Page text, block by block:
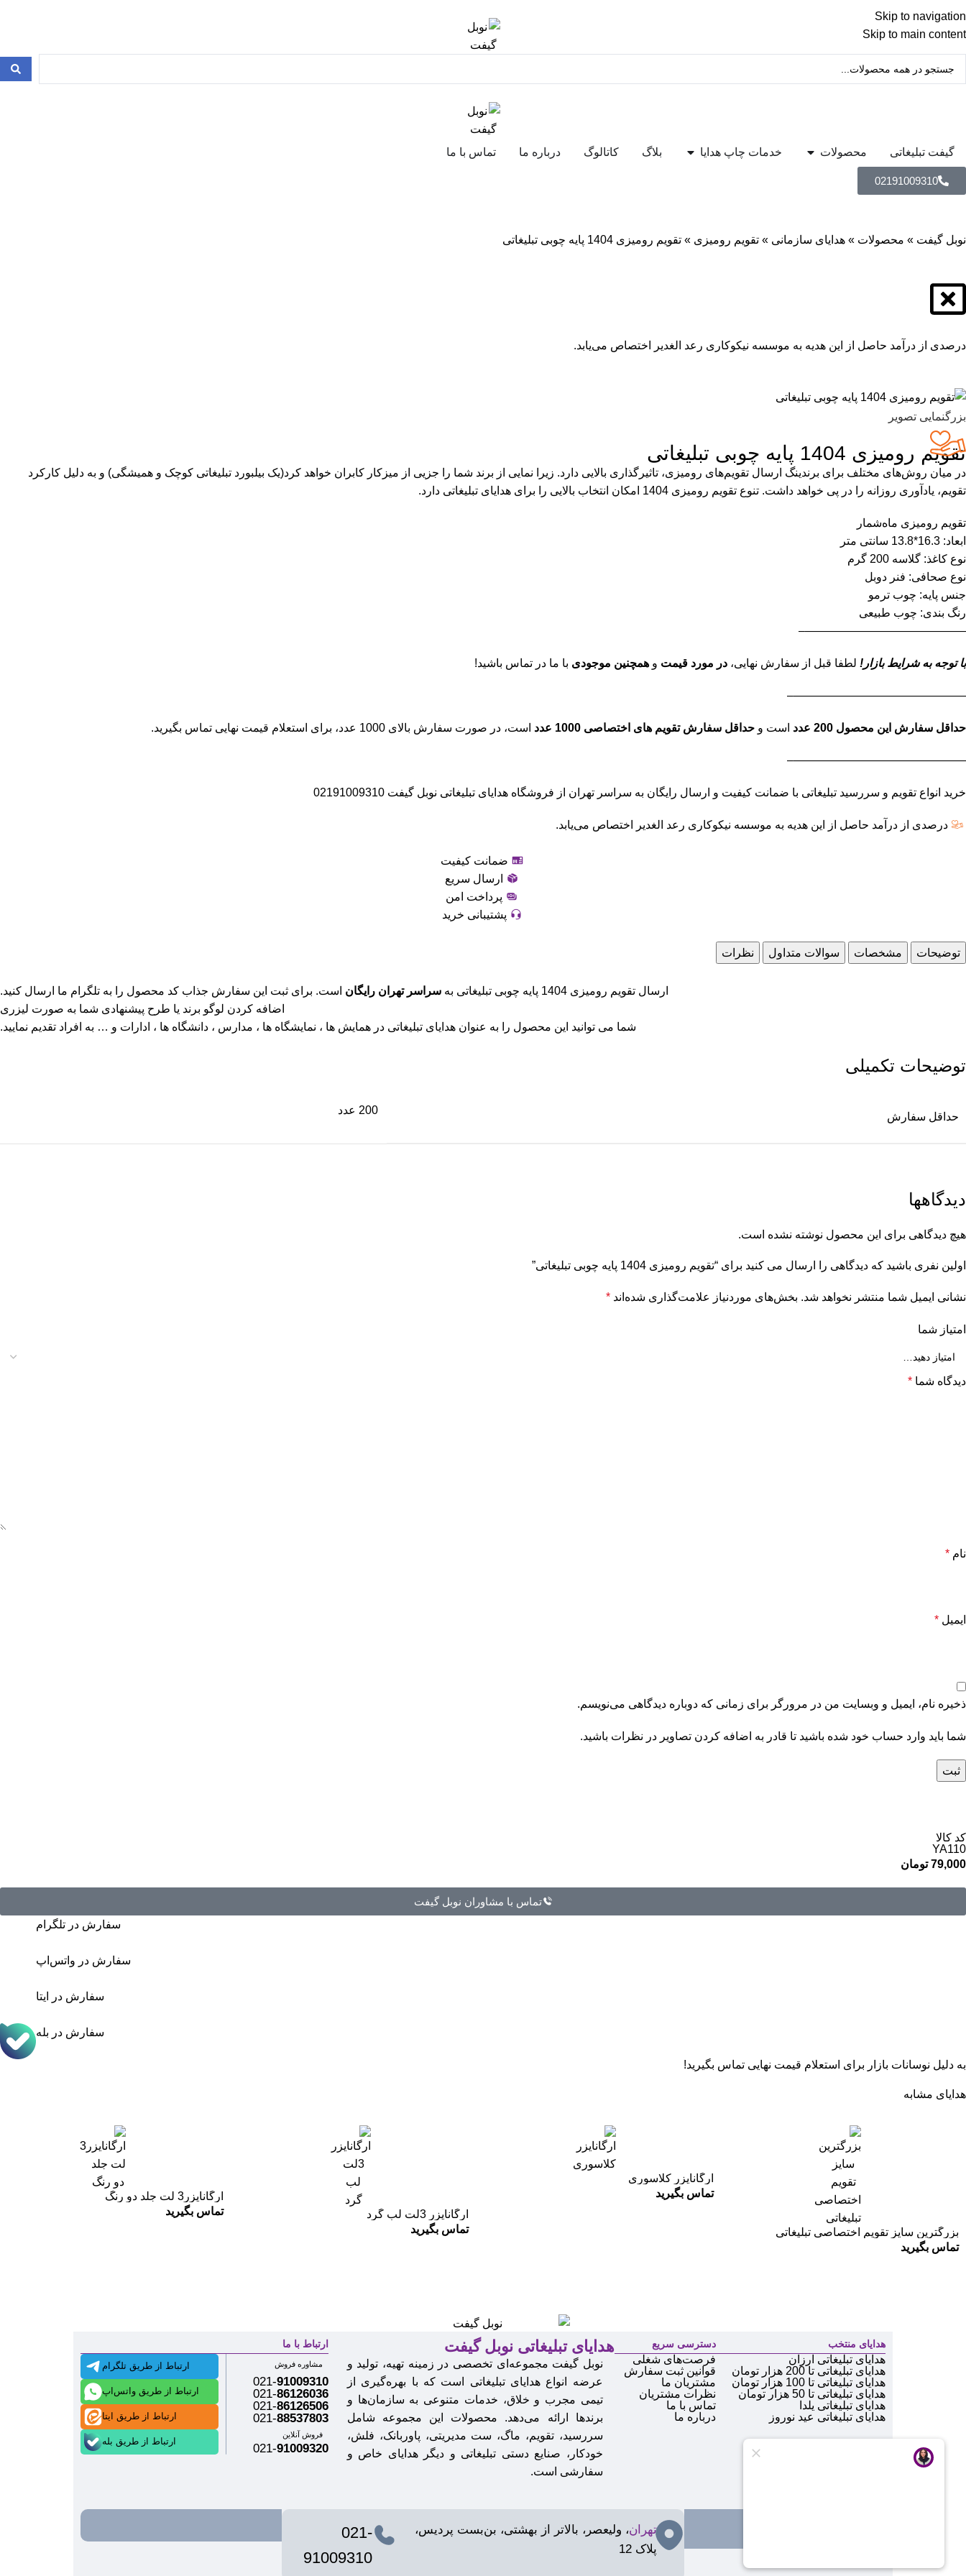
Skip to navigation
Skip to main content
گیفت تبلیغاتی محصولات خدمات چاپ هدایا بلاگ کاتالوگ درباره ما تماس با ما
02191009310
نوبل گیفت » محصولات » هدایای سازمانی » تقویم رومیزی » تقویم رومیزی 1404 پایه چوبی تبلیغاتی
درصدی از درآمد حاصل از این هدیه به موسسه نیکوکاری رعد الغدیر اختصاص می‌یابد.
بزرگنمایی تصویر
تقویم رومیزی 1404 پایه چوبی تبلیغاتی
در میان روش‌های مختلف برای برندینگ ارسال تقویم‌های رومیزی، تاثیرگذاری بالایی دارد. زیرا نمایی از برند شما را جزیی از میزکار کابران خواهد کرد(یک بیلبورد تبلیغاتی کوچک و همیشگی) و به دلیل کارکرد
تقویم، یادآوری روزانه را در پی خواهد داشت. تنوع تقویم رومیزی 1404 امکان انتخاب بالایی را برای هدایای تبلیغاتی دارد.
تقویم رومیزی ما‌ه‌شمار
ابعاد: 16.3*13.8 سانتی متر
نوع کاغذ: گلاسه 200 گرم
نوع صحافی: فنر دوبل
جنس پایه: چوب ترمو
رنگ بندی: چوب طبیعی
——————————————–
با توجه به شرایط بازار! لطفا قبل از سفارش نهایی، در مورد قیمت و همچنین موجودی با ما در تماس باشید!
———————————————–
حداقل سفارش این محصول 200 عدد است و حداقل سفارش تقویم های اختصاصی 1000 عدد است، در صورت سفارش بالای 1000 عدد، برای استعلام قیمت نهایی تماس بگیرید.
———————————————–
خرید انواع تقویم و سررسید تبلیغاتی با ضمانت کیفیت و ارسال رایگان به سراسر تهران از فروشگاه هدایای تبلیغاتی نوبل گیفت 02191009310
درصدی از درآمد حاصل از این هدیه به موسسه نیکوکاری رعد الغدیر اختصاص می‌یابد.
ضمانت کیفیت
ارسال سریع
پرداخت امن
پشتیبانی خرید
توضیحات مشخصات سوالات متداول نظرات
ارسال تقویم رومیزی 1404 پایه چوبی تبلیغاتی به سراسر تهران رایگان است. برای ثبت این سفارش جذاب کد محصول را به تلگرام ما ارسال کنید.
اضافه کردن لوگو برند یا طرح پیشنهادی شما به صورت لیزری
شما می توانید این محصول را به عنوان هدایای تبلیغاتی در همایش ها ، نمایشگاه ها ، مدارس ، دانشگاه ها ، ادارات و … به افراد تقدیم نمایید.
توضیحات تکمیلی
حداقل سفارش
200 عدد
دیدگاهها
هیچ دیدگاهی برای این محصول نوشته نشده است.
اولین نفری باشید که دیدگاهی را ارسال می کنید برای “تقویم رومیزی 1404 پایه چوبی تبلیغاتی”
نشانی ایمیل شما منتشر نخواهد شد. بخش‌های موردنیاز علامت‌گذاری شده‌اند *
امتیاز شما
دیدگاه شما *
نام *
ایمیل *
ذخیره نام، ایمیل و وبسایت من در مرورگر برای زمانی که دوباره دیدگاهی می‌نویسم.
شما باید وارد حساب خود شده باشید تا قادر به اضافه کردن تصاویر در نظرات باشید.
کد کالا
YA110
79,000 تومان
تماس با مشاوران نوبل گیفت
سفارش در تلگرام
سفارش در واتس‌اپ
سفارش در ایتا
سفارش در بله
به دلیل نوسانات بازار برای استعلام قیمت نهایی تماس بگیرید!
هدایای مشابه
بزرگترین سایز تقویم اختصاصی تبلیغاتی
تماس بگیرید
ارگانایزر کلاسوری
تماس بگیرید
ارگانایزر 3لت لب گرد
تماس بگیرید
ارگانایزر3 لت جلد دو رنگ
تماس بگیرید
هدایای منتخب
هدایای تبلیغاتی ارزان
هدایای تبلیغاتی تا 200 هزار تومان
هدایای تبلیغاتی تا 100 هزار تومان
هدایای تبلیغاتی تا 50 هزار تومان
هدایای تبلیغاتی یلدا
هدایای تبلیغاتی عید نوروز
دسترسی سریع
فرصت‌های شغلی
قوانین ثبت سفارش
مشتریان ما
نظرات مشتریان
تماس با ما
درباره ما
هدایای تبلیغاتی نوبل گیفت
نوبل گیفت مجموعه‌ای تخصصی در زمینه تهیه، تولید و
عرضه انواع هدایای تبلیغاتی است که با بهره‌گیری از
تیمی مجرب و خلاق، خدمات متنوعی به سازمان‌ها و
برندها ارائه می‌دهد. محصولات این مجموعه شامل
سررسید، تقویم، ماگ، ست مدیریتی، پاوربانک، فلش،
خودکار، صنایع دستی تبلیغاتی و دیگر هدایای خاص و
سفارشی است.
ارتباط با ما
مشاوره فروش
021-91009310
021-86126036
021-86126506
021-88537803
فروش آنلاین
021-91009320
ارتباط از طریق تلگرام
ارتباط از طریق واتس‌اپ
ارتباط از طریق ایتا
ارتباط از طریق بله
تهران، ولیعصر، بالاتر از بهشتی، بن‌بست پردیس،
پلاک 12
021-
91009310